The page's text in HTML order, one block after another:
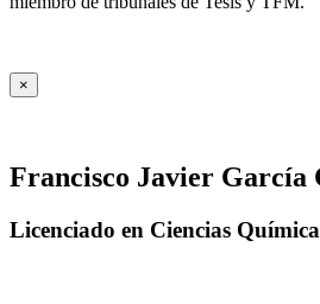
×
Francisco Javier García
Licenciado en Ciencias